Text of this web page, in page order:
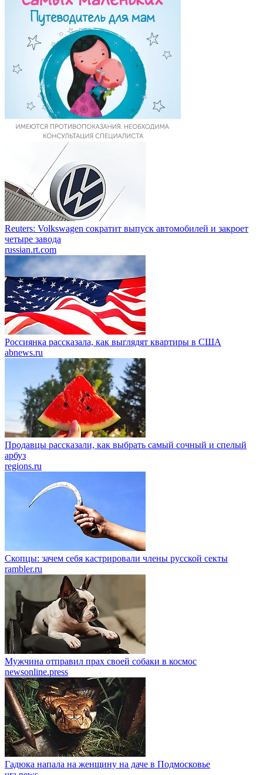
Reuters: Volkswagen сократит выпуск автомобилей и закроет
четыре завода
russian.rt.com
Россиянка рассказала, как выглядят квартиры в США
abnews.ru
Продавцы рассказали, как выбрать самый сочный и спелый
арбуз
regions.ru
Скопцы: зачем себя кастрировали члены русской секты
rambler.ru
Мужчина отправил прах своей собаки в космос
newsonline.press
Гадюка напала на женщину на даче в Подмосковье